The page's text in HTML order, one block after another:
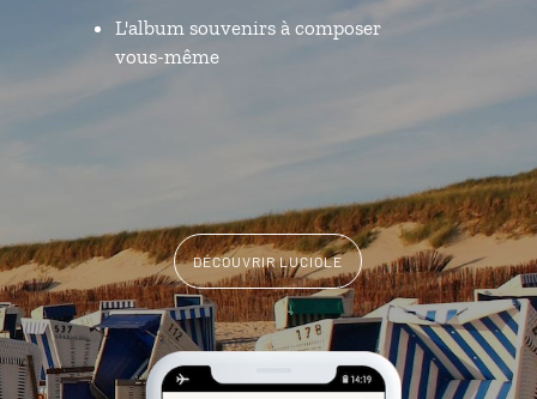
L'album souvenirs à composer
vous-même
DÉCOUVRIR LUCIOLE